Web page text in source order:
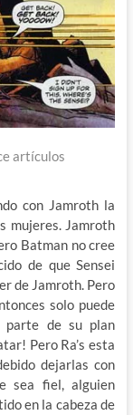
artículos
con Jamroth la
mujeres. Jamroth
Batman no cree
de que Sensei
de Jamroth. Pero
solo puede
parte de su plan
Pero Ra’s esta
dejarlas con
sea fiel, alguien
en la cabeza de